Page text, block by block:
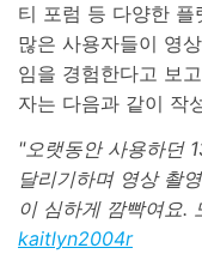
티 포럼 등 다양한 플
많은 사용자들이 영
임을 경험한다고 보
자는 다음과 같이 작
"오랫동안 사용하던
달리기하며 영상 촬
이 심하게 깜빡여요.
kaitlyn2004r